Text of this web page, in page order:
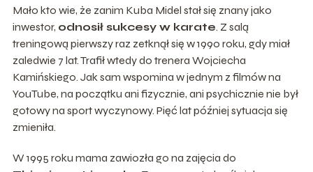
Mało kto wie, że zanim Kuba Midel stał się znany jako
inwestor, odnosił sukcesy w karate. Z salą
treningową pierwszy raz zetknął się w 1990 roku, gdy miał
zaledwie 7 lat. Trafił wtedy do trenera Wojciecha
Kamińskiego. Jak sam wspomina w jednym z filmów na
YouTube, na początku ani fizycznie, ani psychicznie nie był
gotowy na sport wyczynowy. Pięć lat później sytuacja się
zmieniła.
W 1995 roku mama zawiozła go na zajęcia do